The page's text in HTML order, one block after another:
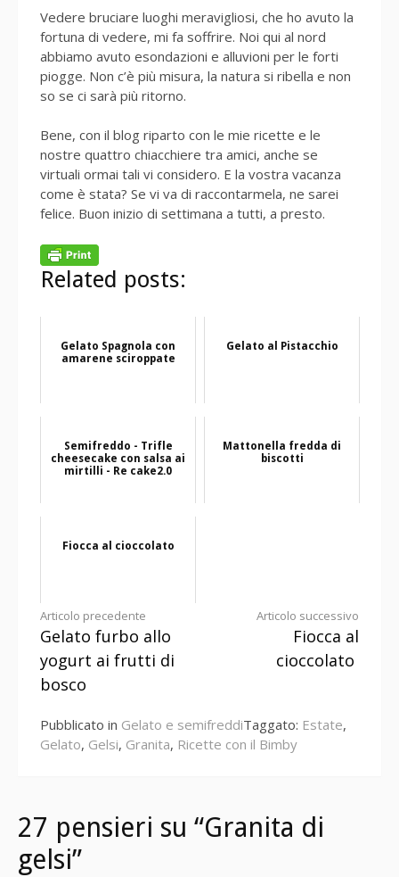
Vedere bruciare luoghi meravigliosi, che ho avuto la
fortuna di vedere, mi fa soffrire. Noi qui al nord
abbiamo avuto esondazioni e alluvioni per le forti
piogge. Non c’è più misura, la natura si ribella e non
so se ci sarà più ritorno.
Bene, con il blog riparto con le mie ricette e le
nostre quattro chiacchiere tra amici, anche se
virtuali ormai tali vi considero. E la vostra vacanza
come è stata? Se vi va di raccontarmela, ne sarei
felice. Buon inizio di settimana a tutti, a presto.
Related posts:
Gelato Spagnola con
amarene sciroppate
Gelato al Pistacchio
Semifreddo - Trifle
cheesecake con salsa ai
mirtilli - Re cake2.0
Mattonella fredda di
biscotti
Fiocca al cioccolato
Continua
a
leggere
Articolo precedente
Gelato furbo allo
yogurt ai frutti di
bosco
Articolo successivo
Fiocca al
cioccolato
Pubblicato in Gelato e semifreddiTaggato: Estate,
Gelato, Gelsi, Granita, Ricette con il Bimby
27 pensieri su “Granita di
gelsi”